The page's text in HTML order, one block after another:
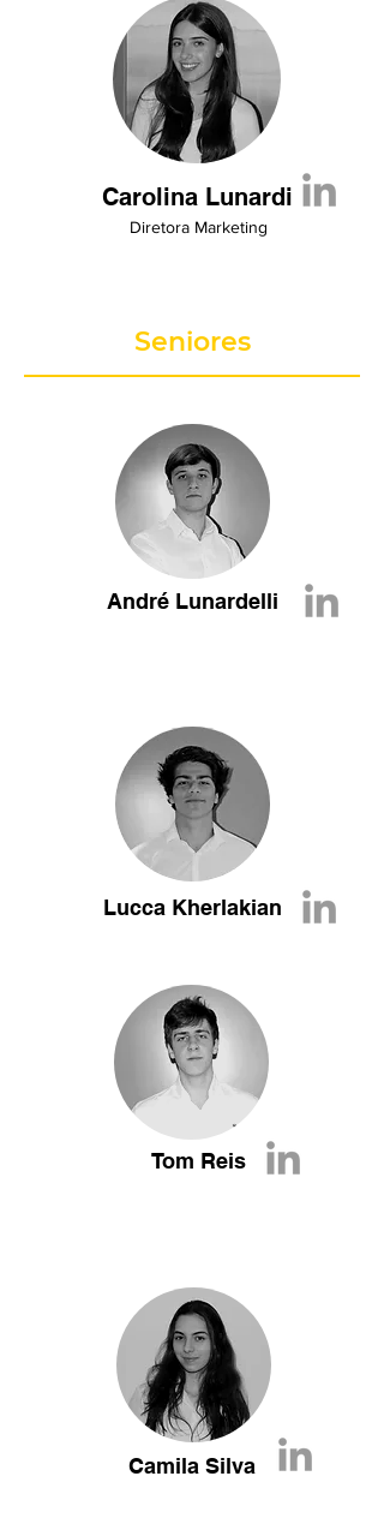
Carolina Lunardi
Diretora Marketing
Seniores
André Lunardelli
Lucca Kherlakian
Tom Reis
Camila Silva